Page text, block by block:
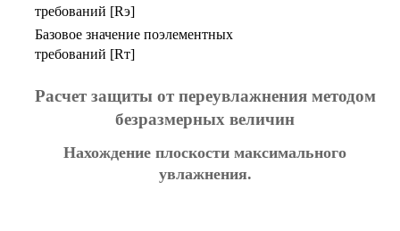
требований [Rэ]
Базовое значение поэлементных
требований [Rт]
Расчет защиты от переувлажнения методом
безразмерных величин
Нахождение плоскости максимального
увлажнения.